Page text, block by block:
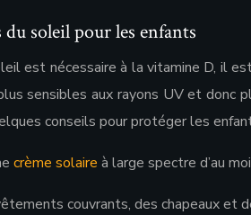
du soleil pour les enfants
est nécessaire à la vitamine D, il
sensibles aux rayons UV et donc
conseils pour protéger les
crème solaire à large spectre d’au
couvrants, des chapeaux et